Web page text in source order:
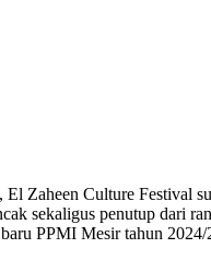
El Zaheen Culture Festival
sekaligus penutup dari
PPMI Mesir tahun 2024/